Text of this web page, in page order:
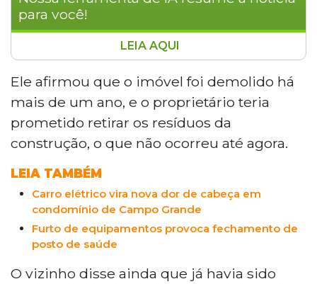
para você!
Moradores da Rua da Imprensa, no bairro
São Francisco, em Campo Grande,
denunciam que um terreno com
entulhos de demolição acumula água
parada e atrai mosquitos, ratos, baratas e
escorpiões há mais de um ano. O
proprietário teria prometido retirar os
resíduos, mas não cumpriu. A prefeitura
foi acionada e prometeu notificar o dono,
porém nenhuma providência foi tomada
até o momento.
LEIA AQUI
Ele afirmou que o imóvel foi demolido há
mais de um ano, e o proprietário teria
prometido retirar os resíduos da
construção, o que não ocorreu até agora.
LEIA TAMBÉM
Carro elétrico vira nova dor de cabeça em
condomínio de Campo Grande
Furto de equipamentos provoca fechamento de
posto de saúde
O vizinho disse ainda que já havia sido